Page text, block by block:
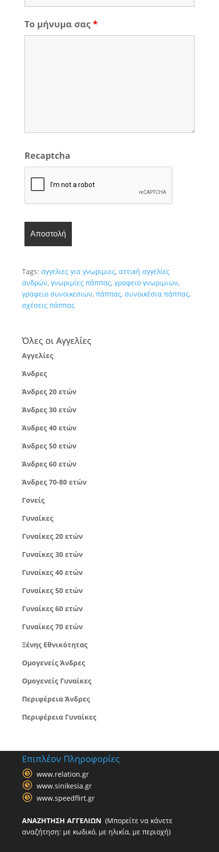
Το μήνυμα σας *
Recaptcha
Tags: αγγελιες για γνωριμιες, αττική αγγελίες
ανδρών, γνωριμίες πάππας, γραφειο γνωριμιων,
γραφειο συνοικεσιων, πάππας, συνοικέσια πάππας,
σχέσεις πάππας
Όλες οι Αγγελίες
Αγγελίες
Άνδρες
Άνδρες 20 ετών
Άνδρες 30 ετών
Άνδρες 40 ετών
Άνδρες 50 ετών
Άνδρες 60 ετών
Άνδρες 70-80 ετών
Γονείς
Γυναίκες
Γυναίκες 20 ετών
Γυναίκες 30 ετών
Γυναίκες 40 ετών
Γυναίκες 50 ετών
Γυναίκες 60 ετών
Γυναίκες 70 ετών
Ξένης Εθνικότητας
Ομογενείς Άνδρες
Ομογενείς Γυναίκες
Περιφέρεια Άνδρες
Περιφέρεια Γυναίκες
Επιπλέον Πληροφορίες
www.relation.gr
www.sinikesia.gr
www.speedflirt.gr
ΑΝΑΖΗΤΗΣΗ ΑΓΓΕΛΙΩΝ(Μπορείτε να κάνετε
αναζήτηση: με κωδικό, με ηλικία, με περιοχή)